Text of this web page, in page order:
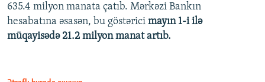
720p
635.4 milyon manata çatıb. Mərkəzi Bankın
hesabatına əsasən, bu göstərici mayın 1-i ilə
müqayisədə 21.2 milyon manat artıb.